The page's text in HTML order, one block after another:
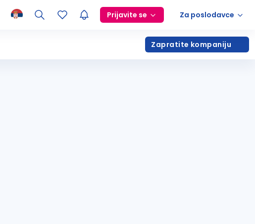
Prijavite se Za poslodavce
Zapratite kompaniju